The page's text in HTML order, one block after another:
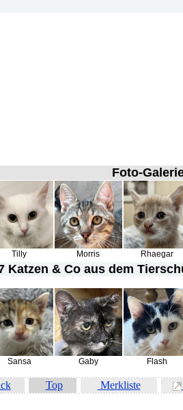
Foto-
Tilly Morris Rhaegar
Katzen & Coaus dem
Sansa Gaby Flash
Top Merkliste